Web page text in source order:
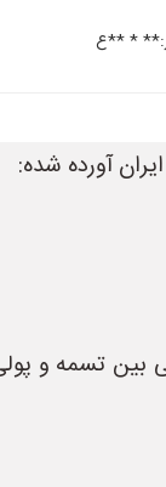
آورده شده:
بین تسمه و